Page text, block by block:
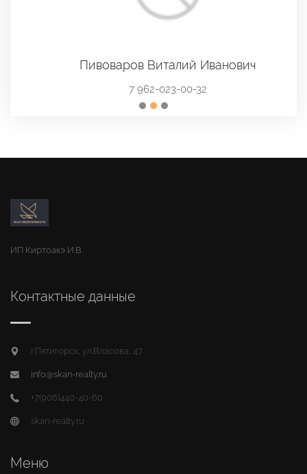
Пивоваров Виталий Иванович
7 962-023-00-32
ИП Киртоакэ И.В.
Контактные данные
г.Пятигорск, ул.Власова, 47
info@skan-realty.ru
+7(906)440-40-60
skan-realty.ru
Меню